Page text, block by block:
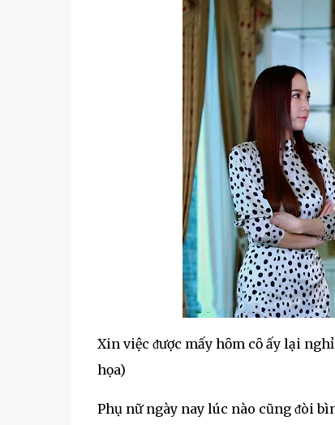
Xin việc ᵭược mấy hȏm cȏ ấy lại
họa)
Phụ nữ ngày nay lúc nào cũng ᵭòi